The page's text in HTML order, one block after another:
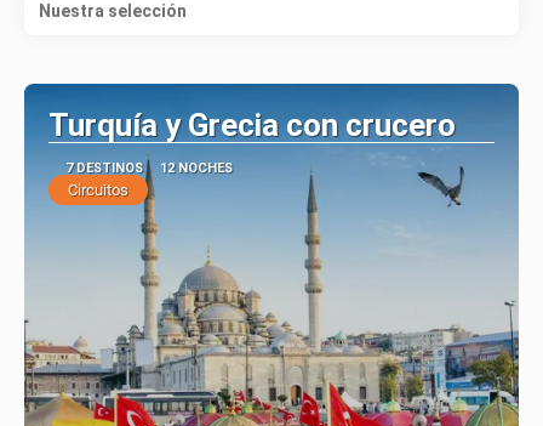
Nuestra selección
Turquía y Grecia con crucero
7 DESTINOS 12 NOCHES
Circuitos